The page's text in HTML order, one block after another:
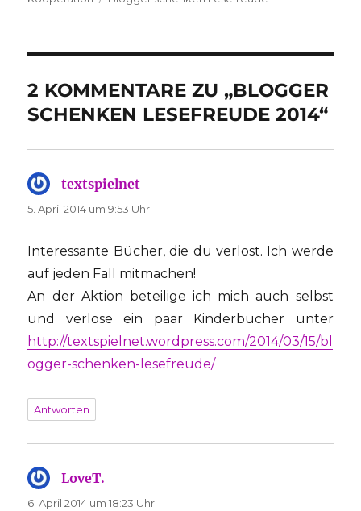
2 KOMMENTARE ZU „BLOGGER
SCHENKEN LESEFREUDE 2014“
textspielnet
5. April 2014 um 9:53 Uhr
Interessante Bücher, die du verlost. Ich werde
auf jeden Fall mitmachen!
An der Aktion beteilige ich mich auch selbst
und verlose ein paar Kinderbücher unter
http://textspielnet.wordpress.com/2014/03/15/bl
ogger-schenken-lesefreude/
Antworten
LoveT.
6. April 2014 um 18:23 Uhr